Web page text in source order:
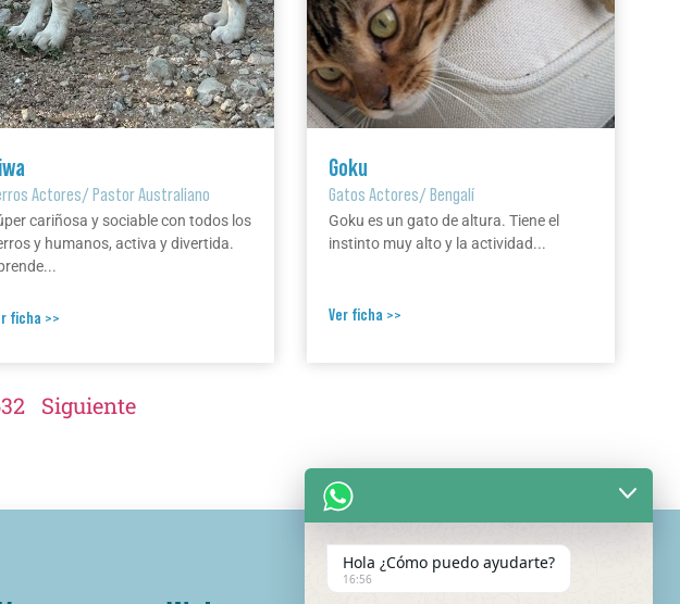
Actores/Pastor Australiano
cariñosa y sociable con todos los
y humanos, activa y divertida.
ficha >>
Goku
Gatos Actores/Bengalí
Goku es un gato de altura. Tiene el
instinto muy alto y la actividad...
Ver ficha >>
Siguiente
Hola ¿Cómo puedo ayudarte?
16:56